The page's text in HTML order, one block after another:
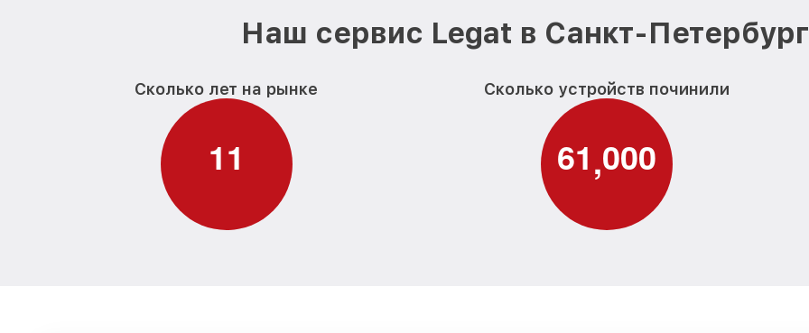
Наш сервис Legat в Санкт-
Сколько лет на рынке
11
Сколько устройств починили
61,000